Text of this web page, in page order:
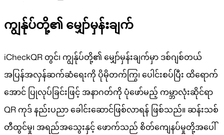
ကျွန်ုပ်တို့၏ မျှော်မှန်းချက်
iCheckQR တွင်၊ ကျွန်ုပ်တို့၏ မျှော်မှန်းချက်မှာ ဒစ်ဂျစ်တယ်
အပြန်အလှန်ဆက်ဆံရေးကို ပိုမိုတက်ကြွ၊ ပေါင်းစပ်ပြီး ထိရောက်
အောင် ပြုလုပ်ခြင်းဖြင့် အနာဂတ်ကို ပုံဖော်မည့် ကမ္ဘာလုံးဆိုင်ရာ
QR ကုဒ် နည်းပညာ ခေါင်းဆောင်ဖြစ်လာရန် ဖြစ်သည်။ ဆန်းသစ်
တီထွင်မှု၊ အရည်အသွေးနှင့် ဖောက်သည် စိတ်ကျေနပ်မှုတို့အပေါ်